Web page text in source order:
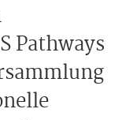
Pathways